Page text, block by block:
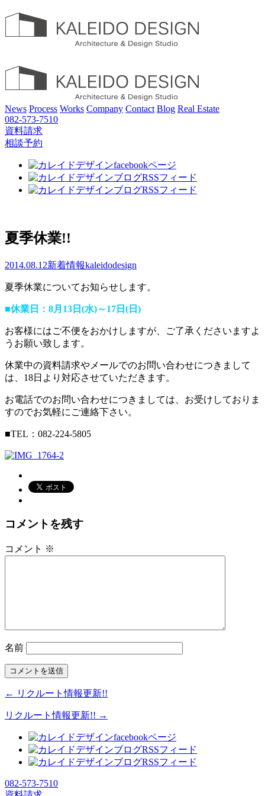
News Process Works Company Contact Blog Real Estate
082-573-7510
資料請求
相談予約
夏季休業!!
2014.08.12新着情報kaleidodesign
夏季休業についてお知らせします。
■休業日：8月13日(水)～17日(日)
お客様にはご不便をおかけしますが、ご了承くださいますよ
うお願い致します。
休業中の資料請求やメールでのお問い合わせにつきまして
は、18日より対応させていただきます。
お電話でのお問い合わせにつきましては、お受けしておりま
すのでお気軽にご連絡下さい。
■TEL：082-224-5805
コメントを残す
コメント ※
名前
← リクルート情報更新!!
リクルート情報更新!! →
082-573-7510